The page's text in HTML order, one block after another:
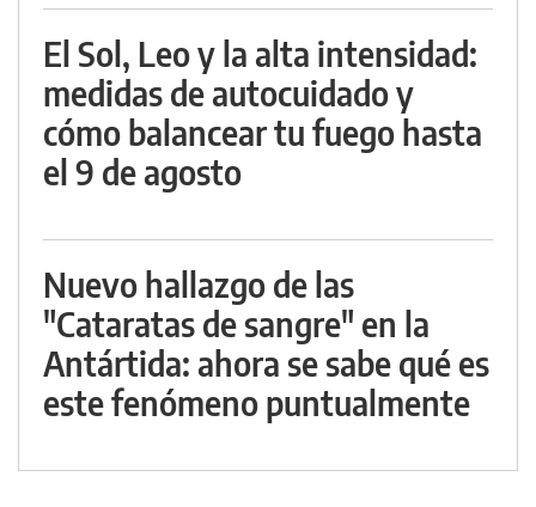
El Sol, Leo y la alta intensidad:
medidas de autocuidado y
cómo balancear tu fuego hasta
el 9 de agosto
Nuevo hallazgo de las
"Cataratas de sangre" en la
Antártida: ahora se sabe qué es
este fenómeno puntualmente